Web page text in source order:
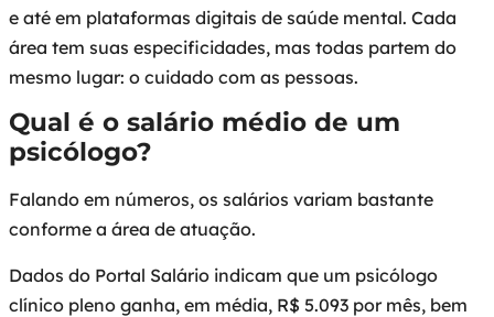
e até em plataformas digitais de saúde mental. Cada
área tem suas especificidades, mas todas partem do
mesmo lugar: o cuidado com as pessoas.
Qual é o salário médio de um
psicólogo?
Falando em números, os salários variam bastante
conforme a área de atuação.
Dados do Portal Salário indicam que um psicólogo
clínico pleno ganha, em média, R$ 5.093 por mês, bem